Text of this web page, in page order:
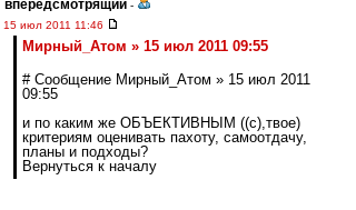
впередсмотрящий -
15 июл 2011 11:46
Мирный_Атом » 15 июл 2011 09:55
# Сообщение Мирный_Атом » 15 июл 2011
09:55
и по каким же ОБЪЕКТИВНЫМ ((с),твое)
критериям оценивать пахоту, самоотдачу,
планы и подходы?
Вернуться к началу